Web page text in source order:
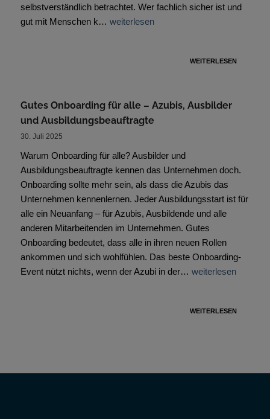
selbstverständlich betrachtet. Wer fachlich sicher ist und
gut mit Menschen k… weiterlesen
WEITERLESEN
Gutes Onboarding für alle – Azubis, Ausbilder
und Ausbildungsbeauftragte
30. Juli 2025
Warum Onboarding für alle? Ausbilder und
Ausbildungsbeauftragte kennen das Unternehmen doch.
Onboarding sollte mehr sein, als dass die Azubis das
Unternehmen kennenlernen. Jeder Ausbildungsstart ist für
alle ein Neuanfang – für Azubis, Ausbildende und alle
anderen Mitarbeitenden im Unternehmen. Gutes
Onboarding bedeutet, dass alle in ihren neuen Rollen
ankommen und sich wohlfühlen. Das beste Onboarding-
Event nützt nichts, wenn der Azubi in der… weiterlesen
WEITERLESEN